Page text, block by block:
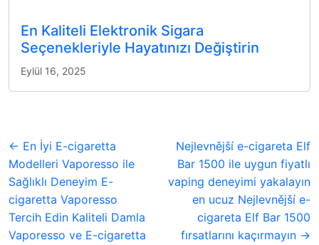
En Kaliteli Elektronik Sigara
Seçenekleriyle Hayatınızı Değiştirin
Eylül 16, 2025
← En İyi E-cigaretta
Modelleri Vaporesso ile
Sağlıklı Deneyim E-
cigaretta Vaporesso
Tercih Edin Kaliteli Damla
Vaporesso ve E-cigaretta
Nejlevnější e-cigareta Elf
Bar 1500 ile uygun fiyatlı
vaping deneyimi yakalayın
en ucuz Nejlevnější e-
cigareta Elf Bar 1500
fırsatlarını kaçırmayın →